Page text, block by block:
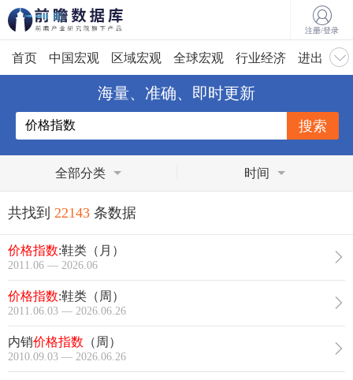
注册/登录
首页 中国宏观 区域宏观 全球宏观 行业经济 进出口
海量、准确、即时更新
全部分类 时间
共找到 22143 条数据
价格指数:鞋类（月）
2011.06 — 2026.06
价格指数:鞋类（周）
2011.06.03 — 2026.06.26
内销价格指数 （周）
2010.09.03 — 2026.06.26